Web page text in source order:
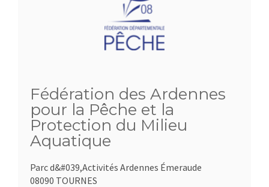
Fédération des Ardennes
pour la Pêche et la
Protection du Milieu
Aquatique
Parc d&#039,Activités Ardennes Émeraude
08090 TOURNES